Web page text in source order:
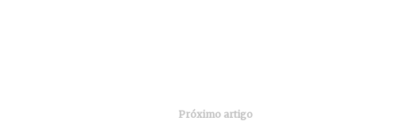
Próximo artigo